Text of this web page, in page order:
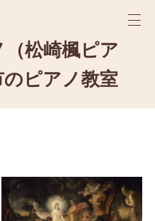
松崎楓ピア
ピアノ教室